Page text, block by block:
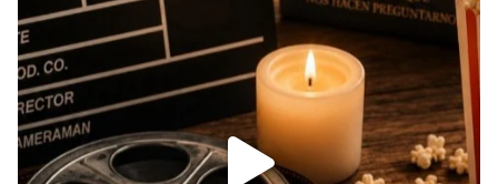
www.vaticannews.va/es/iglesia/news/2026-
07/carmina-historia-depresion-papa-viaje-
espana-testimoni...
Foto
View on Facebook · Share